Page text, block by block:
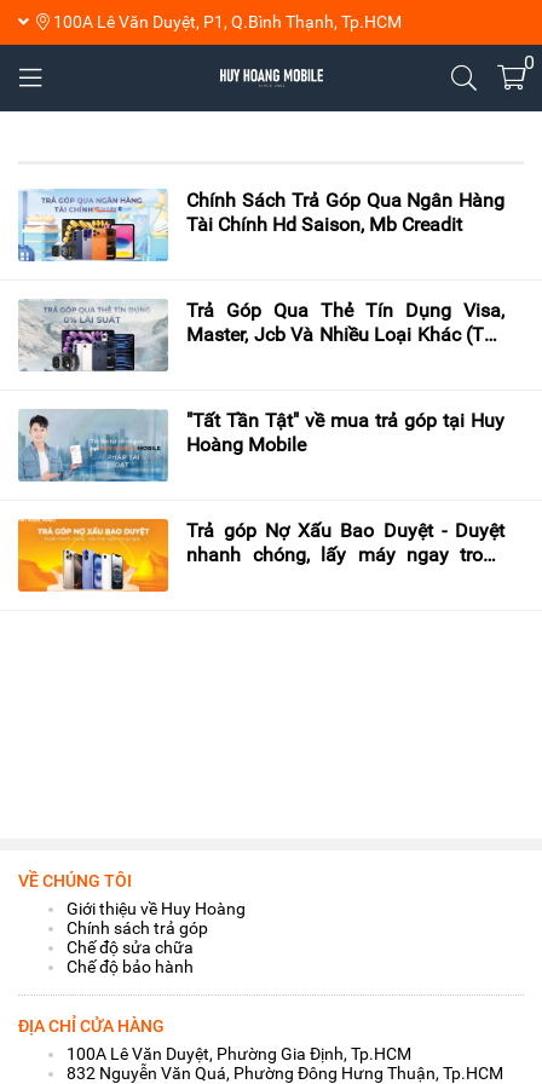
100A Lê Văn Duyệt, P1, Q.Bình Thạnh, Tp.HCM
0
Chính Sách Trả Góp Qua Ngân Hàng
Tài Chính Hd Saison, Mb Creadit
Trả Góp Qua Thẻ Tín Dụng Visa,
Master, Jcb Và Nhiều Loại Khác (Thẻ
"Tất Tần Tật" về mua trả góp tại Huy
Hoàng Mobile
Trả góp Nợ Xấu Bao Duyệt - Duyệt
nhanh chóng, lấy máy ngay trong
VỀ CHÚNG TÔI
Giới thiệu về Huy Hoàng
Chính sách trả góp
Chế độ sửa chữa
Chế độ bảo hành
ĐỊA CHỈ CỬA HÀNG
100A Lê Văn Duyệt, Phường Gia Định, Tp.HCM
832 Nguyễn Văn Quá, Phường Đông Hưng Thuận, Tp.HCM